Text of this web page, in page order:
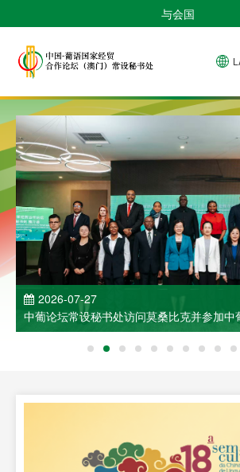
与会国
2026-07-27
中葡论坛常设秘书处访问莫桑比克并参加中
谈会